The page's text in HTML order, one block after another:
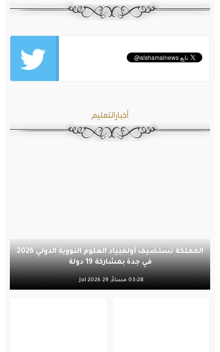
أخبارالتعليم
المملكة تستضيف أولمبياد العلوم النووية الدولي 2026
في جدة بمشاركة 19 دولة
03:28 مساءً, 29 Jul 2026